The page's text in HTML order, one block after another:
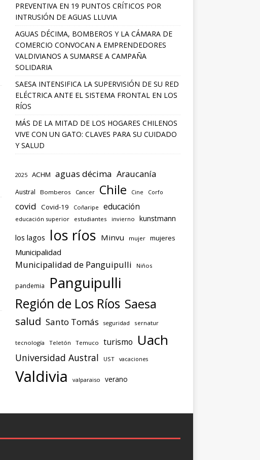
PREVENTIVA EN 19 PUNTOS CRÍTICOS POR
INTRUSIÓN DE AGUAS LLUVIA
AGUAS DÉCIMA, BOMBEROS Y LA CÁMARA DE
COMERCIO CONVOCAN A EMPRENDEDORES
VALDIVIANOS A SUMARSE A CAMPAÑA
SOLIDARIA
SAESA INTENSIFICA LA SUPERVISIÓN DE SU RED
ELÉCTRICA ANTE EL SISTEMA FRONTAL EN LOS
RÍOS
MÁS DE LA MITAD DE LOS HOGARES CHILENOS
VIVE CON UN GATO: CLAVES PARA SU CUIDADO
Y SALUD
2025 ACHM aguas décima Araucanía
Austral Bomberos Cancer Chile Cine Corfo
covid Covid-19 Coñaripe educación
educación superior estudiantes invierno kunstmann
los lagos los ríos Minvu mujer mujeres
Municipalidad
Municipalidad de Panguipulli Niños
pandemia Panguipulli
Región de Los Ríos Saesa
salud Santo Tomás seguridad sernatur
tecnología Teletón Temuco turismo Uach
Universidad Austral UST vacaciones
Valdivia valparaiso verano